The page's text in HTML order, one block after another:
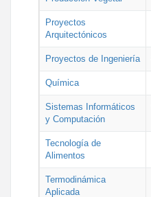
Proyectos
Arquitectónicos
Proyectos de Ingeniería
Química
Sistemas Informáticos
y Computación
Tecnología de
Alimentos
Termodinámica
Aplicada